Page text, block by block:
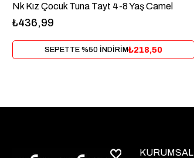
Nk Kız Çocuk Tuna Tayt 4-8 Yaş Camel
₺436,99
SEPETTE %50 İNDİRİM₺218,50
KURUMSAL